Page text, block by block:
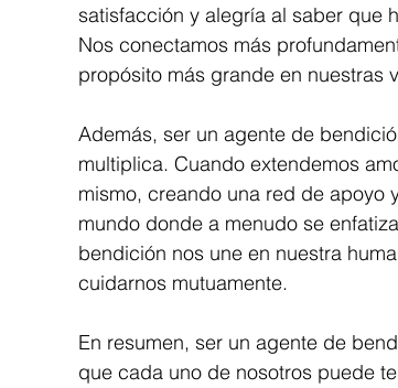
satisfacción y alegría al saber que
Nos conectamos más
propósito más grande en nuestras
Además, ser un agente de
multiplica. Cuando extendemos
mismo, creando una red de apoyo
mundo donde a menudo se
bendición nos une en nuestra
cuidarnos mutuamente.
En resumen, ser un agente de
que cada uno de nosotros puede